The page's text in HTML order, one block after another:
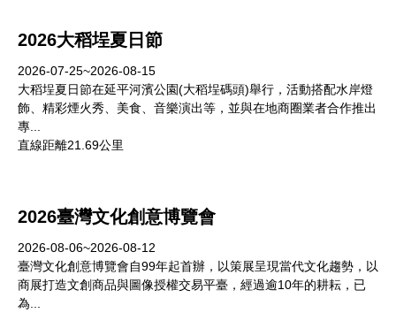
2026大稻埕夏日節
2026-07-25~2026-08-15
大稻埕夏日節在延平河濱公園(大稻埕碼頭)舉行，活動搭配水岸燈
飾、精彩煙火秀、美食、音樂演出等，並與在地商圈業者合作推出
專...
直線距離21.69公里
2026臺灣文化創意博覽會
2026-08-06~2026-08-12
臺灣文化創意博覽會自99年起首辦，以策展呈現當代文化趨勢，以
商展打造文創商品與圖像授權交易平臺，經過逾10年的耕耘，已
為...